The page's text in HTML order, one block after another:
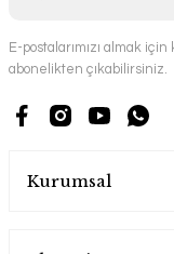
E-postalarımızı almak
abonelikten çıkabilirsiniz.
Kurumsal